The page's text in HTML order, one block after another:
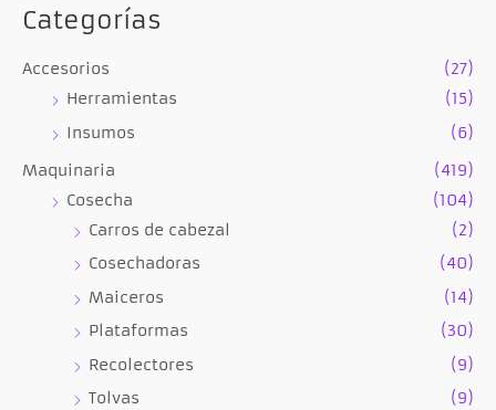
Categorías
Accesorios
(27)
Herramientas
(15)
Insumos
(6)
Maquinaria
(419)
Cosecha
(104)
Carros de cabezal
(2)
Cosechadoras
(40)
Maiceros
(14)
Plataformas
(30)
Recolectores
(9)
Tolvas
(9)